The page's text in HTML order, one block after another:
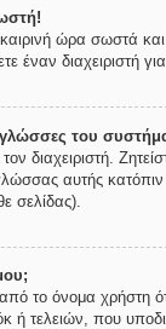
ώρα σωστά
έναν διαχειριστή
του
διαχειριστή.
αυτής
σελίδας).
το όνομα χρήστη
τελειών, που